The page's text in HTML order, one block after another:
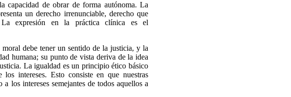
capacidad de obrar de forma autónoma. La
un derecho irrenunciable, derecho que
expresión en la práctica clínica es el
debe tener un sentido de la justicia, y la
humana; su punto de vista deriva de la idea
La igualdad es un principio ético básico
intereses. Esto consiste en que nuestras
los intereses semejantes de todos aquellos a